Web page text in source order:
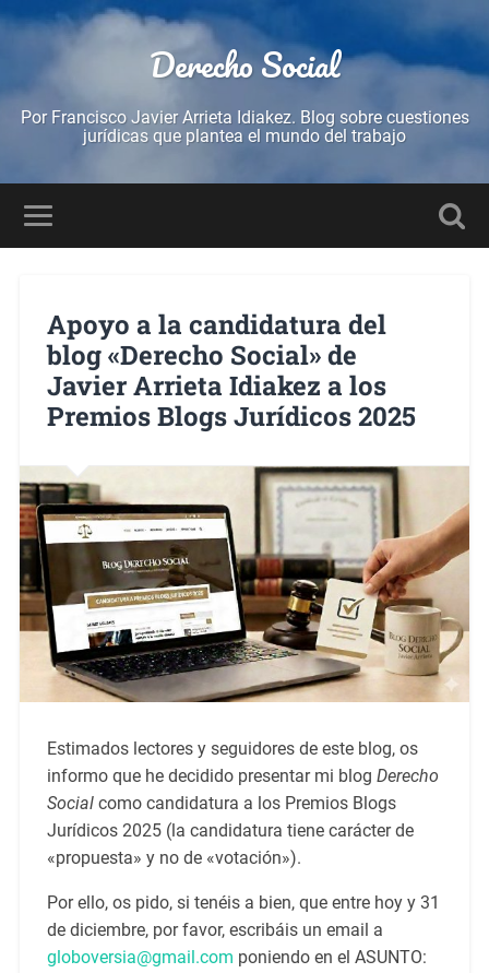
Derecho Social
Por Francisco Javier Arrieta Idiakez. Blog sobre cuestiones
jurídicas que plantea el mundo del trabajo
Apoyo a la candidatura del
blog «Derecho Social» de
Javier Arrieta Idiakez a los
Premios Blogs Jurídicos 2025
Estimados lectores y seguidores de este blog, os
informo que he decidido presentar mi blog Derecho
Socialcomo candidatura a los Premios Blogs
Jurídicos 2025 (la candidatura tiene carácter de
«propuesta» y no de «votación»).
Por ello, os pido, si tenéis a bien, que entre hoy y 31
de diciembre, por favor, escribáis un email a
globoversia@gmail.com poniendo en el ASUNTO: